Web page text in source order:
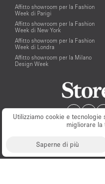
Utilizziamo cookie e
migliorare la
Saperne di più
Affitto showroom per la Fashion
Week di Parigi
Affitto showroom per la Fashion
Week di New York
Affitto showroom per la Fashion
Week di Londra
Affitto showroom per la Milano
Design Week